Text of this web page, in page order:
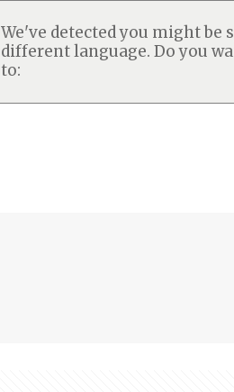
We've detected you might be
different language. Do you
to: